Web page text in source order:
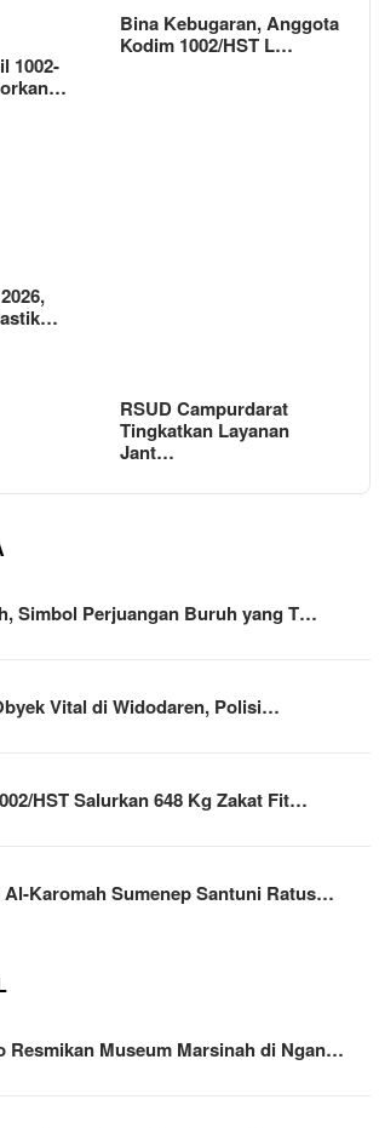
1002-
Bina Kebugaran, Anggota
Kodim 1002/HST L…
RSUD Campurdarat
Tingkatkan Layanan
Jant…
Simbol Perjuangan Buruh yang T…
Vital di Widodaren, Polisi…
HST Salurkan 648 Kg Zakat Fit…
Al-Karomah Sumenep Santuni Ratus…
Resmikan Museum Marsinah di Ngan…